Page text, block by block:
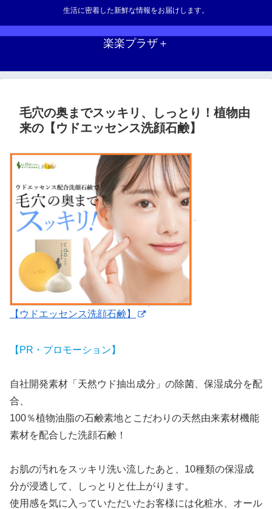
生活に密着した新鮮な情報をお届けします。
楽楽プラザ＋
毛穴の奥までスッキリ、しっとり！植物由
来の【ウドエッセンス洗顔石鹸】
【ウドエッセンス洗顔石鹸】
【PR・プロモーション】
自社開発素材「天然ウド抽出成分」の除菌、保湿成分を配
合、
100％植物油脂の石鹸素地とこだわりの天然由来素材機能
素材を配合した洗顔石鹸！
お肌の汚れをスッキリ洗い流したあと、10種類の保湿成
分が浸透して、しっとりと仕上がります。
使用感を気に入っていただいたお客様には化粧水、オール